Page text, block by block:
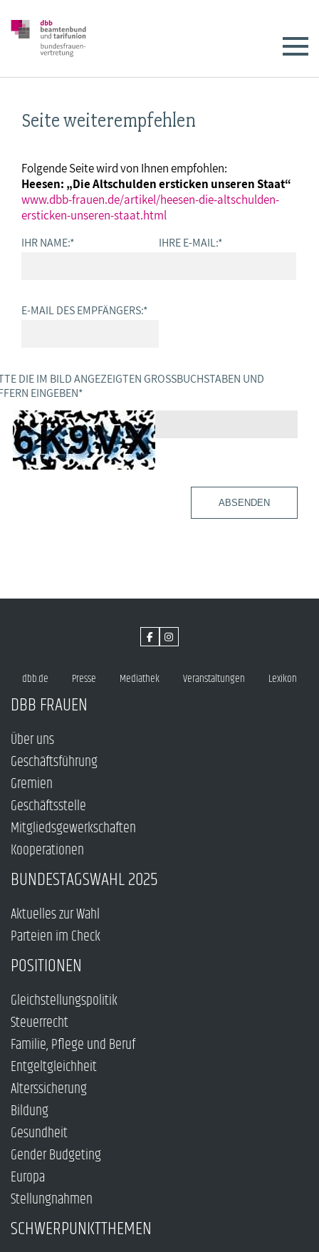
Seite weiterempfehlen
Folgende Seite wird von Ihnen empfohlen:
Heesen: „Die Altschulden ersticken unseren Staat“
www.dbb-frauen.de/artikel/heesen-die-altschulden-
ersticken-unseren-staat.html
IHR NAME:* IHRE E-MAIL:*
E-MAIL DES EMPFÄNGERS:*
DIE IM BILD ANGEZEIGTEN GROSSBUCHSTABEN UND Z
EINGEBEN *
ABSENDEN
dbb.de Presse Mediathek Veranstaltungen Lexikon
DBB FRAUEN
Über uns
Geschäftsführung
Gremien
Geschäftsstelle
Mitgliedsgewerkschaften
Kooperationen
BUNDESTAGSWAHL 2025
Aktuelles zur Wahl
Parteien im Check
POSITIONEN
Gleichstellungspolitik
Steuerrecht
Familie, Pflege und Beruf
Entgeltgleichheit
Alterssicherung
Bildung
Gesundheit
Gender Budgeting
Europa
Stellungnahmen
SCHWERPUNKTTHEMEN